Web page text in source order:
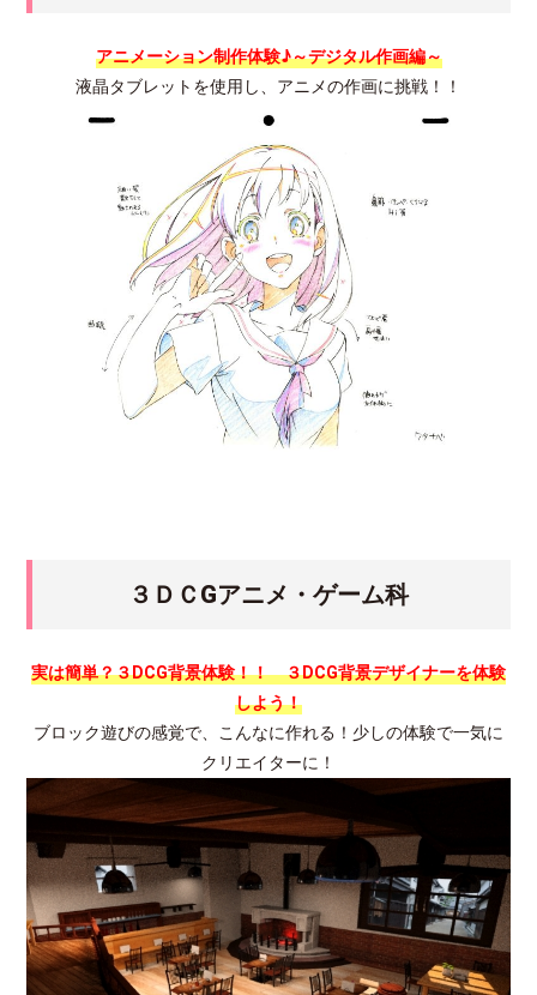
アニメーション制作体験♪～デジタル作画編～
液晶タブレットを使用し、アニメの作画に挑戦！！
３ＤＣGアニメ・ゲーム科
実は簡単？３DCG背景体験！！ ３DCG背景デザイナーを体験
しよう！
ブロック遊びの感覚で、こんなに作れる！少しの体験で一気に
クリエイターに！